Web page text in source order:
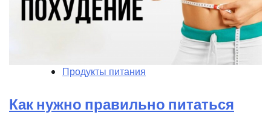
Продукты питания
Как нужно правильно питаться